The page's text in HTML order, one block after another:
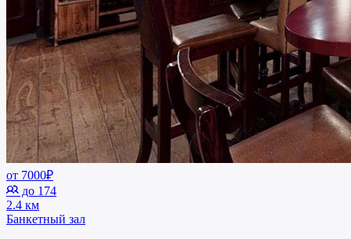
от 7000₽
до 174
2.4 км
Банкетный зал